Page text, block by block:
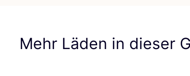
Mehr Läden in dieser